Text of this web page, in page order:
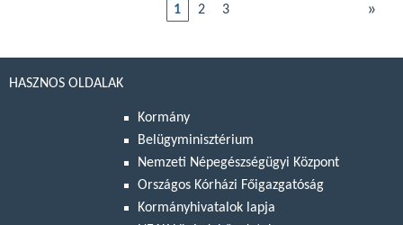
1 2 3 »
HASZNOS OLDALAK
Kormány
Belügyminisztérium
Nemzeti Népegészségügyi Központ
Országos Kórházi Főigazgatóság
Kormányhivatalok lapja